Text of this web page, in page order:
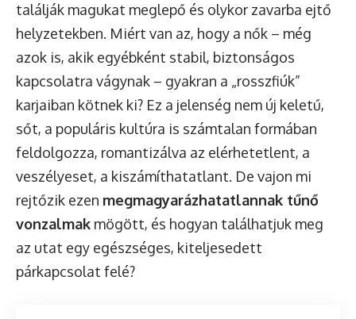
találják magukat meglepő és olykor zavarba ejtő
helyzetekben. Miért van az, hogy a nők – még
azok is, akik egyébként stabil, biztonságos
kapcsolatra vágynak – gyakran a „rosszfiúk”
karjaiban kötnek ki? Ez a jelenség nem új keletű,
sőt, a populáris kultúra is számtalan formában
feldolgozza, romantizálva az elérhetetlent, a
veszélyeset, a kiszámíthatatlant. De vajon mi
rejtőzik ezen megmagyarázhatatlannak tűnő
vonzalmak mögött, és hogyan találhatjuk meg
az utat egy egészséges, kiteljesedett
párkapcsolat felé?